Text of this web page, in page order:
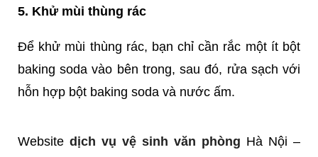
5. Khử mùi thùng rác
Để khử mùi thùng rác, bạn chỉ cần rắc một ít bột
baking soda vào bên trong, sau đó, rửa sạch với
hỗn hợp bột baking soda và nước ấm.
Website dịch vụ vệ sinh văn phòng Hà Nội –